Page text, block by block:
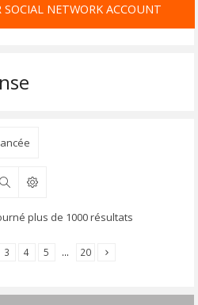
NETWORK ACCOUNT
Rechercher
plus de 1000 résultats
3 4 5 … 20